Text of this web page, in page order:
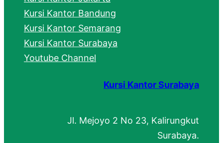
Kursi Kantor Bandung
Kursi Kantor Semarang
Kursi Kantor Surabaya
Youtube Channel
Kursi Kantor Surabaya
Jl. Mejoyo 2 No 23, Kalirungkut
Surabaya.